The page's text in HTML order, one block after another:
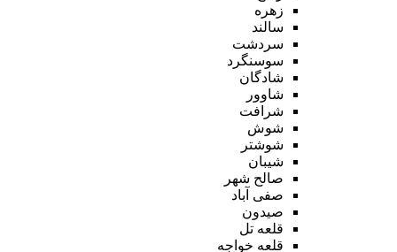
زهره
سالند
سردشت
سوسنگرد
شادگان
شاوور
شرافت
شوش
شوشتر
شیبان
صالح شهر
صفی آباد
صیدون
قلعه تل
قلعه خواجه